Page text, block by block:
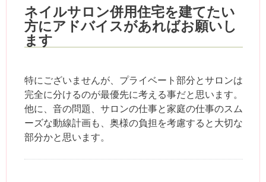
ネイルサロン併用住宅を建てたい
方にアドバイスがあればお願いし
ます
特にございませんが、プライベート部分とサロンは
完全に分けるのが最優先に考える事だと思います。
他に、音の問題、サロンの仕事と家庭の仕事のスム
ーズな動線計画も、奥様の負担を考慮すると大切な
部分かと思います。